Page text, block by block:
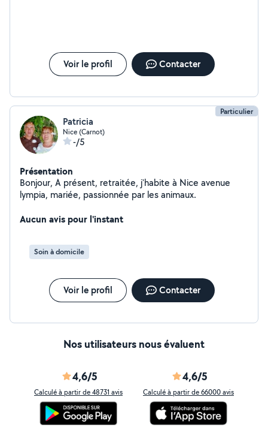
Voir le profil Contacter
Particulier
Patricia
Nice (Carnot)
-/5
Présentation
Bonjour, A présent, retraitée, j'habite à Nice avenue
lympia, mariée, passionnée par les animaux.
Aucun avis pour l'instant
Soin à domicile
Voir le profil Contacter
Nos utilisateurs nous évaluent
4,6/5
Calculé à partir de 48731 avis
4,6/5
Calculé à partir de 66000 avis